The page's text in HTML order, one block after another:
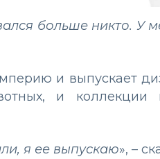
больше никто. У
и выпускает
и коллекции
я ее выпускаю», –